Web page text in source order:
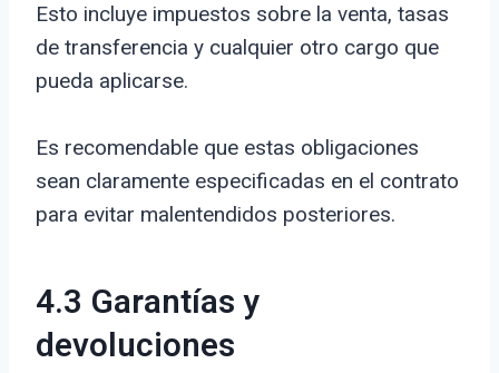
Esto incluye impuestos sobre la venta, tasas
de transferencia y cualquier otro cargo que
pueda aplicarse.
Es recomendable que estas obligaciones
sean claramente especificadas en el contrato
para evitar malentendidos posteriores.
4.3 Garantías y
devoluciones